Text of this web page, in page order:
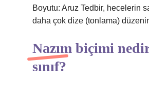
Boyutu: Aruz Tedbir, hecelerin
daha çok dize (tonlama)
Nazım biçimi
sınıf?